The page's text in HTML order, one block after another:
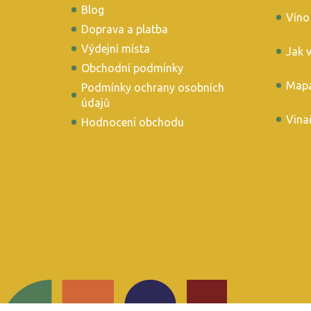
Blog
Doprava a platba
Výdejní místa
Obchodní podmínky
Podmínky ochrany osobních
údajů
Hodnocení obchodu
Víno
Jak